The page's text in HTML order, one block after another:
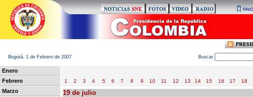
Bogotá. 1 de Febrero de 2007 Buscar
Enero
Febrero
Marzo
1 2 3 4 5 6 7 8 9 10 11 12 13 14 15 16 17 18
19 de julio